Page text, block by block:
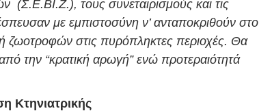
τους συνεταιρισμούς και τις
με εμπιστοσύνη ν’ ανταποκριθούν στο
ζωοτροφών στις πυρόπληκτες περιοχές. Θα
την “κρατική αρωγή” ενώ προτεραιότητά
Κτηνιατρικής